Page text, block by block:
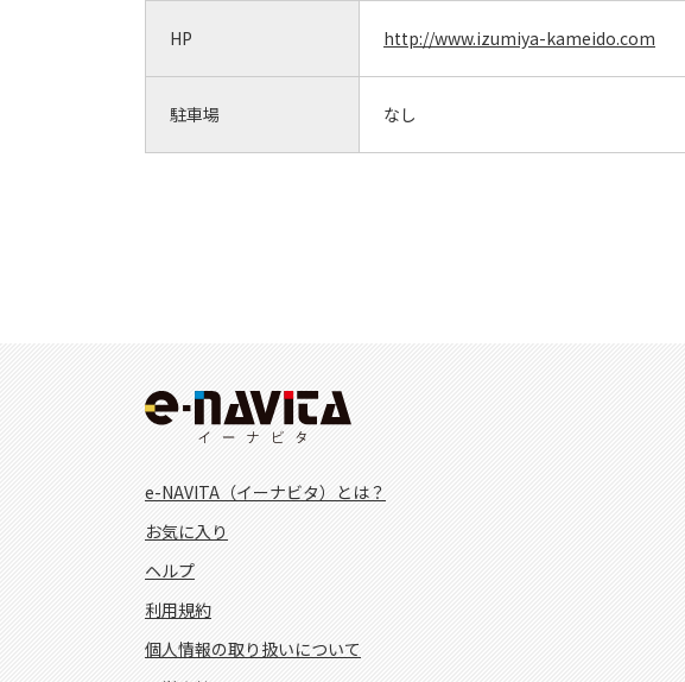
HP http://www.izumiya-kameido.com
駐車場 なし
e-NAVITA（イーナビタ）とは？
お気に入り
ヘルプ
利用規約
個人情報の取り扱いについて